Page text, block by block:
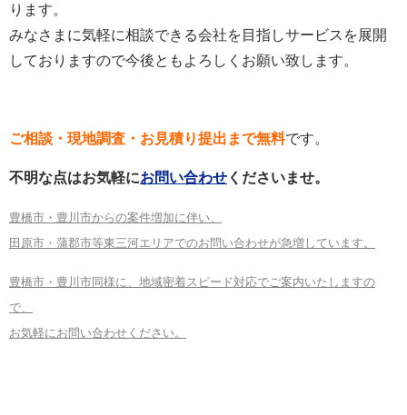
ります。
みなさまに気軽に相談できる会社を目指しサービスを展開
しておりますので今後ともよろしくお願い致します。
ご相談・現地調査・お見積り提出まで無料です。
不明な点はお気軽にお問い合わせ くださいませ。
豊橋市・豊川市からの案件増加に伴い、
田原市・蒲郡市等東三河エリアでのお問い合わせが急増しています。
豊橋市・豊川市同様に、地域密着スピード対応でご案内いたしますの
で、
お気軽にお問い合わせください。